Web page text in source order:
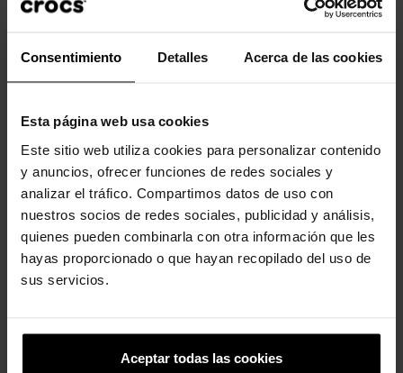
Consentimiento Detalles Acerca de las cookies
Esta página web usa cookies
Este sitio web utiliza cookies para personalizar contenido
y anuncios, ofrecer funciones de redes sociales y
analizar el tráfico. Compartimos datos de uso con
nuestros socios de redes sociales, publicidad y análisis,
quienes pueden combinarla con otra información que les
hayas proporcionado o que hayan recopilado del uso de
sus servicios.
Aceptar todas las cookies
Clientes que compraram este
-20%